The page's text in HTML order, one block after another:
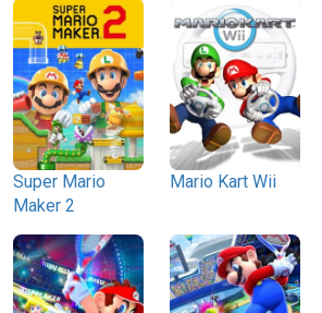
Super Mario
Maker 2
Mario Kart Wii